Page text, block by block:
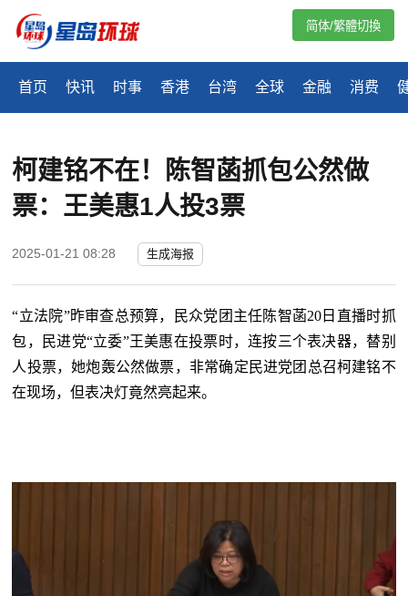
首页 快讯 时事 香港 台湾 全球 金融 消费
简体/繁體切換
柯建铭不在！陈智菡抓包公然做
票：王美惠1人投3票
2025-01-21 08:28 生成海报
“立法院”昨审查总预算，民众党团主任陈智菡20日直播时抓
包，民进党“立委”王美惠在投票时，连按三个表决器，替别
人投票，她炮轰公然做票，非常确定民进党团总召柯建铭不
在现场，但表决灯竟然亮起来。